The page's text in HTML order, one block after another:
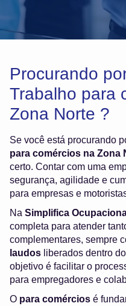
Procurando
Trabalho para
Zona Norte ?
Se você está procurando
para comércios na Zona
certo. Contar com uma
segurança, agilidade e
para empresas e
Na Simplifica
completa para atender
complementares, sempre
laudos liberados dentro
objetivo é facilitar o
para empregadores e
O para comércios é